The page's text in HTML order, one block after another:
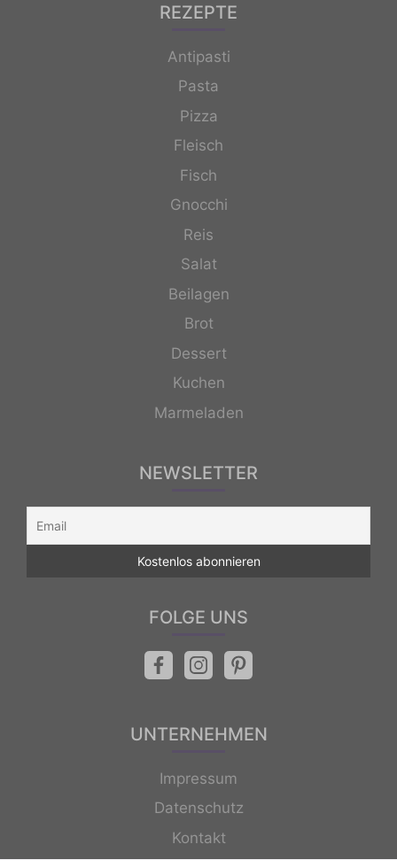
REZEPTE
Antipasti
Pasta
Pizza
Fleisch
Fisch
Gnocchi
Reis
Salat
Beilagen
Brot
Dessert
Kuchen
Marmeladen
NEWSLETTER
FOLGE UNS
UNTERNEHMEN
Impressum
Datenschutz
Kontakt